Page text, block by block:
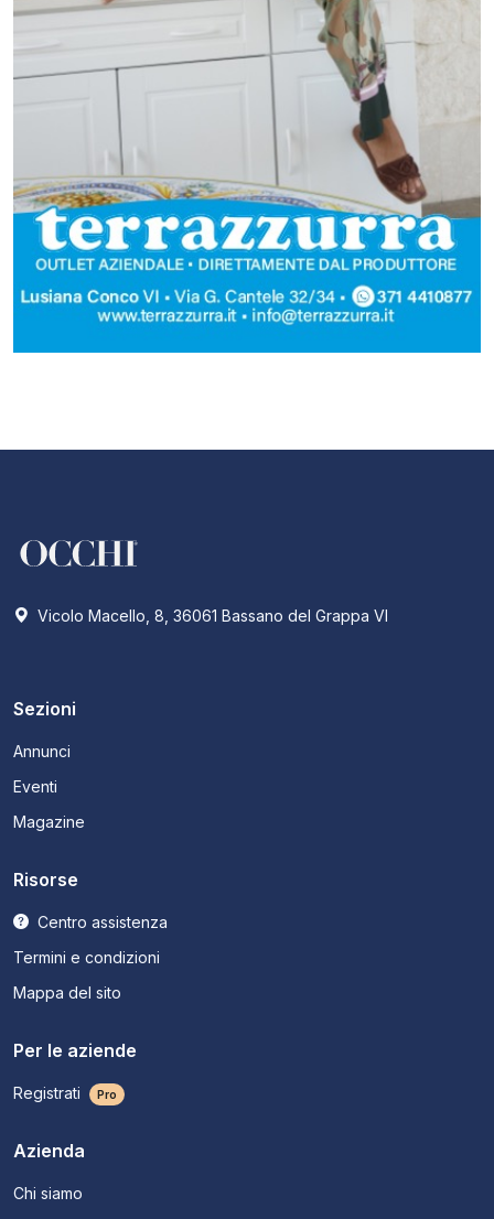
Vicolo Macello, 8, 36061 Bassano del Grappa VI
Sezioni
Annunci
Eventi
Magazine
Risorse
Centro assistenza
Termini e condizioni
Mappa del sito
Per le aziende
Registrati Pro
Azienda
Chi siamo